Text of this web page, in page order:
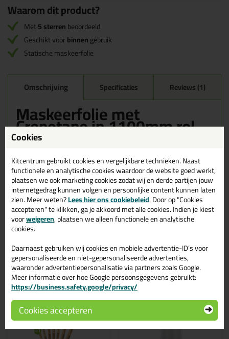
Waarom dit product?
Met5 sterrenbeoordeeld
Geschikt voorbinnengebruik
Statische maskeerfolie
Omschrijving Specificaties Reviews (1)
Maskeerfolie met
Crepetape in 1100mm rol
33mtr
vandaag nog! Vandaag besteld = morgen in huis.
Wil je meer weten over de toepassing en kenmerken van dit
product?Lees alles over dit product >
Gerelateerde producten
Cookies
Kitcentrum gebruikt cookies en vergelijkbare technieken. Naast
functionele en analytische cookies waardoor de website goed werkt,
plaatsen we ook marketing cookies zodat wij en derde partijen jouw
internetgedrag kunnen volgen en persoonlijke content kunnen laten
zien. Meer weten?Lees hier ons cookiebeleid. Door op "Cookies
accepteren" te klikken, ga je akkoord met alle cookies. Indien je kiest
voorweigeren, plaatsen we alleen functionele en analytische
cookies.
Daarnaast gebruiken wij cookies en mobiele advertentie-ID’s voor
gepersonaliseerde en niet-gepersonaliseerde advertenties,
waaronder advertentiepersonalisatie via partners zoals Google.
Meer informatie over hoe Google persoonsgegevens gebruikt:
https://business.safety.google/privacy/
Cookies accepteren